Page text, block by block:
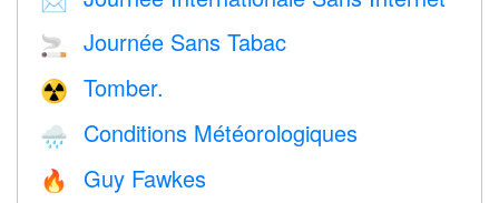
🚬 Journée Sans Tabac
☢️ Tomber.
🌧 Conditions Météorologiques
🔥 Guy Fawkes